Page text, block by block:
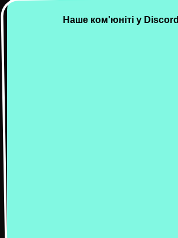
Наше ком'юніті у Discord